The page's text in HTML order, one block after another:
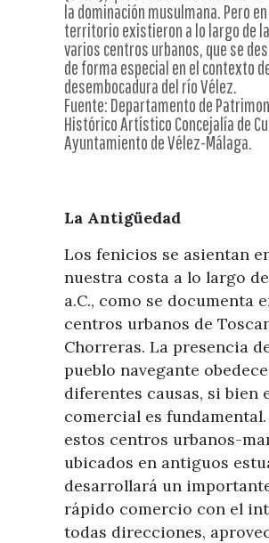
Localidades de
Oficinas de Turismo
Atención al
Punto
Personajes Ilustres
Sectores
Artesanía
Empresas de
Visitas
Fiestas y eventos
Fiestas de
Semana Santa
Eventos
Folletos turísticos
Planos
Guías turísticas
Direcciones y
Ayuntamiento
la dominación musulmana. Pero
territorio existieron a lo largo de
varios centros urbanos, que se
de forma especial en el contexto
desembocadura del río Vélez.
Fuente: Departamento de
Histórico Artístico Concejalía de
Ayuntamiento de Vélez-Málaga.
La Antigüedad
Los fenicios se asientan
nuestra costa a lo largo
a.C., como se documenta
centros urbanos de
Chorreras. La presencia
pueblo navegante
diferentes causas, si bien
comercial es fundamental.
estos centros urbanos-
ubicados en antiguos
desarrollará un
rápido comercio con el
todas direcciones,